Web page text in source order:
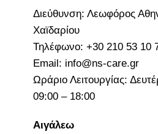
Διεύθυνση: Λεωφόρος
Χαϊδαρίου
Τηλέφωνο: +30 210 53 10
Email: info@ns-care.gr
Ωράριο Λειτουργίας:
09:00 – 18:00
Αιγάλεω